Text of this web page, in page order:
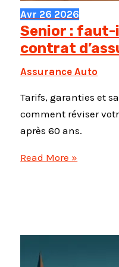
Avr 26 2026
Senior : faut-
contrat
Assurance Auto
Tarifs, garanties et
comment réviser
après 60 ans.
Senior
contrat
Read More »